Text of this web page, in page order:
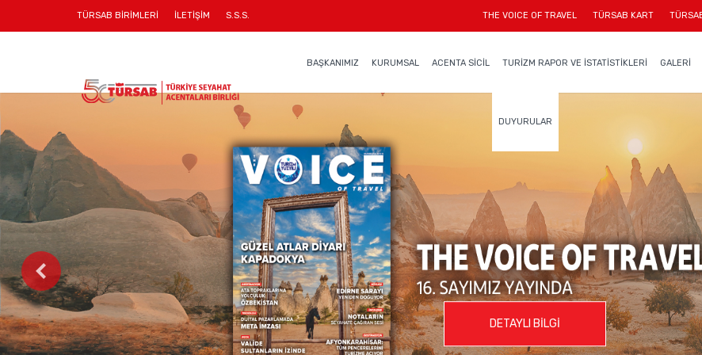
TÜRSAB BİRİMLERİ İLETİŞİM S.S.S. THE VOICE OF TRAVEL TÜRSAB KART
BAŞKANIMIZ KURUMSAL ACENTA SİCİL TURİZM RAPOR VE İSTATİSTİKLERİ GALERİ
DUYURULAR
DETAYLI BİLGİ